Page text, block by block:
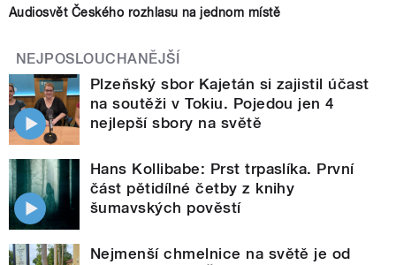
Audiosvět Českého rozhlasu na jednom místě
NEJPOSLOUCHANĚJŠÍ
Plzeňský sbor Kajetán si zajistil účast
na soutěži v Tokiu. Pojedou jen 4
nejlepší sbory na světě
Hans Kollibabe: Prst trpaslíka. První
část pětidílné četby z knihy
šumavských pověstí
Nejmenší chmelnice na světě je od